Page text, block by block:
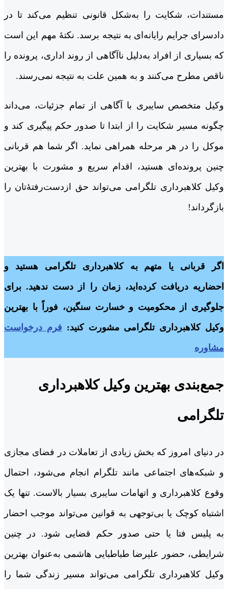
مستندات، شکایت را به‌شکل قانونی تنظیم می‌کند تا در
دادسرای جرایم رایانه‌ای به نتیجه برسد. نکتۀ مهم این است
که بسیاری از افراد به‌دلیل ناآگاهی از روند اداری، پرونده را
ناقص مطرح می‌کنند و به همین علت به نتیجه نمی‌رسند.
وکیل متخصص سایبری با آگاهی از تمام جزئیات، می‌داند
چگونه مسیر شکایت را از ابتدا تا صدور حکم پیگیری کند و
موکل را در هر مرحله همراهی نماید. اگر شما هم قربانی
چنین پرونده‌ای هستید، اقدام سریع و مشورت با بهترین
وکیل کلاهبرداری تلگرامی می‌تواند حق ازدست‌رفتۀتان را
بازگرداند!
اگر قربانی یا متهم به کلاهبرداری تلگرامی هستید و
احضاریه دریافت کرده‌اید، زمان را از دست ندهید. برای
جلوگیری از محکومیت و خسارت سنگین، فوراً با بهترین
وکیل کلاهبرداری تلگرامی مشورت کنید: فرم درخواست
مشاوره
جمع‌بندی بهترین وکیل کلاهبرداری
تلگرامی
در دنیای امروز که بخش زیادی از تعاملات در فضای مجازی
و شبکه‌های اجتماعی مانند تلگرام انجام می‌شود، احتمال
وقوع کلاهبرداری و اتهامات سایبری بسیار بالاست. تنها یک
اشتباه کوچک یا بی‌توجهی به قوانین می‌تواند موجب احضار
به پلیس فتا یا حتی صدور حکم قضایی شود. در چنین
شرایطی، حضور علیرضا طباطبایی هاشمی به‌عنوان بهترین
وکیل کلاهبرداری تلگرامی می‌تواند مسیر زندگی شما را